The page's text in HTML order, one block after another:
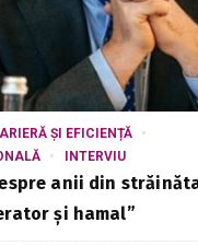
ȘI EFICIENȚĂ
INTERVIU
anii din
și hamal”